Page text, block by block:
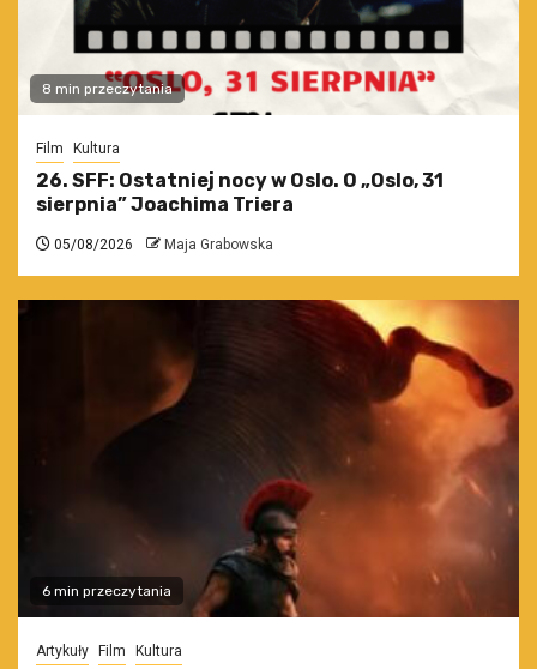
8 min przeczytania
Film Kultura
26. SFF: Ostatniej nocy w Oslo. O „Oslo, 31
sierpnia” Joachima Triera
05/08/2026 Maja Grabowska
6 min przeczytania
Artykuły Film Kultura